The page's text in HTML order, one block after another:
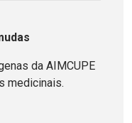
da AIMCUPE
medicinais.